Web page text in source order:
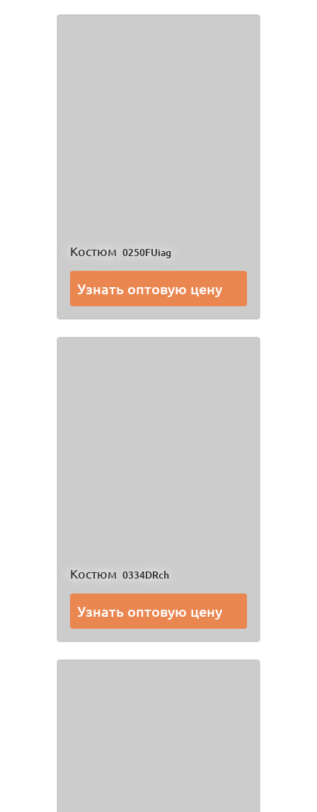
Костюм 0250FUiag
Узнать оптовую цену
Костюм 0334DRch
Узнать оптовую цену